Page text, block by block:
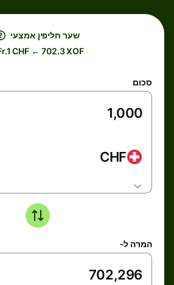
שער חליפין אמצעי
SFr.1 CHF ← 702.3 XOF
סכום
CHF
המרה ל-